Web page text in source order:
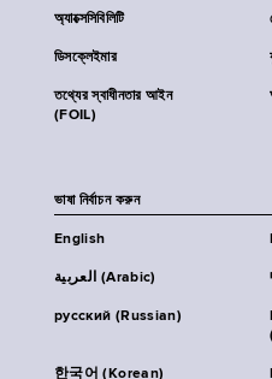
অ্যাক্সেসিবিলিটি
ডিসক্লেইমার
তথ্যের স্বাধীনতার আইন
(FOIL)
ভাষা নির্বাচন করুন
English
العربية (Arabic)
русский (Russian)
한국어 (Korean)